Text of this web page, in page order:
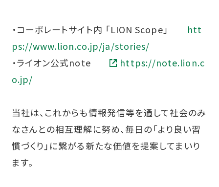
・コーポレートサイト内 「LION Scope」 htt
ps://www.lion.co.jp/ja/stories/
・ライオン公式note
https://note.lion.c
o.jp/
当社は、これからも情報発信等を通して社会のみ
なさんとの相互理解に努め、毎日の「より良い習
慣づくり」に繋がる新たな価値を提案してまいり
ます。